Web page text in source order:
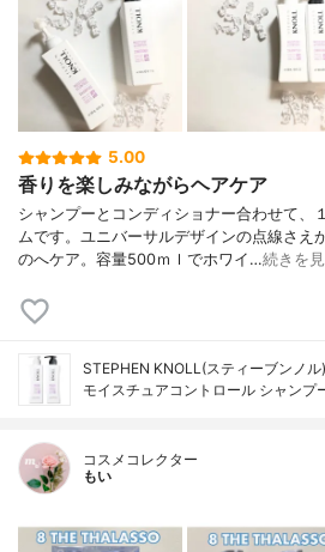
5.00
香りを楽しみながらヘアケア
シャンプーとコンディショナー合わせて、
ムです。ユニバーサルデザインの点線さえ
のへケア。容量500ｍｌでホワイ…続きを
STEPHEN KNOLL(スティーブンノル)
モイスチュアコントロール シャンプ
コスメコレクター
もい